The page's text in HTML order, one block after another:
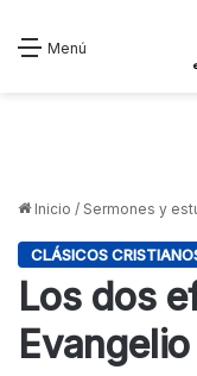
Menú
Inicio / Sermones y
CLÁSICOS
Los dos
Evangelio